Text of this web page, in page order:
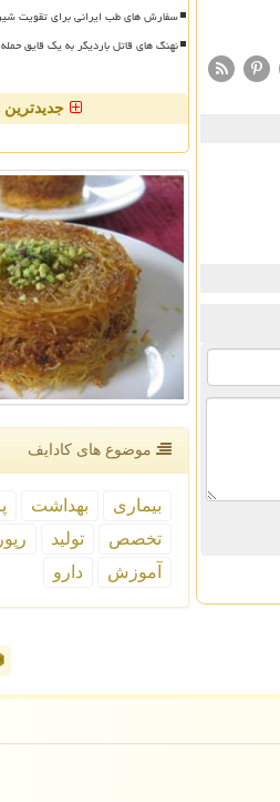
سفارش های طب ایرانی برای تقویت
نهنگ های قاتل باردیگر به یک قایق
جدیدترین
موضوع های كادایف
بیماری بهداشت
تخصص
تولید
آموزش
دارو